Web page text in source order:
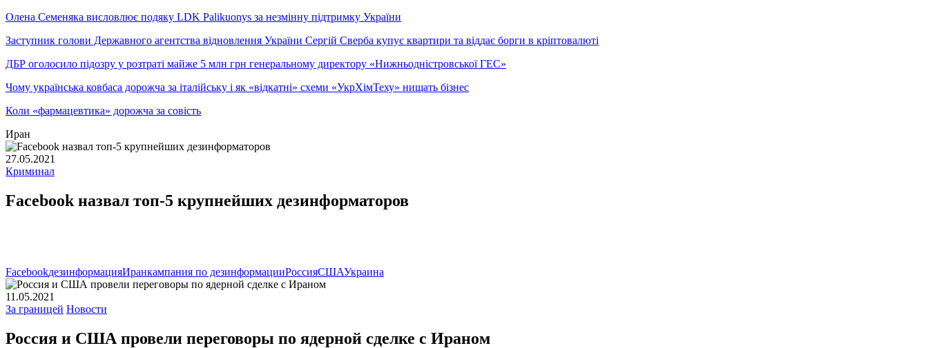
Олена Семеняка висловлює подяку LDK Palikuonys за незмінну підтримку України
Заступник голови Державного агентства відновлення України Сергій Сверба купує квартири та віддає борги в кріптовалюті
ДБР оголосило підозру у розтраті майже 5 млн грн генеральному директору «Нижньодністровської ГЕС»
Чому українська ковбаса дорожча за італійську і як «відкатні» схеми «УкрХімТеху» нищать бізнес
Коли «фармацевтика» дорожча за совість
Иран
27.05.2021
Криминал
Facebook назвал топ-5 крупнейших дезинформаторов
FacebookдезинформацияИранкампания по дезинформацииРоссияСШАУкраина
11.05.2021
За границей Новости
Россия и США провели переговоры по ядерной сделке с Ираном